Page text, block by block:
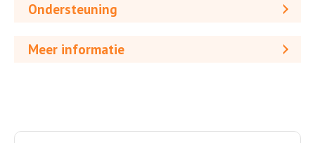
Ondersteuning
Meer informatie